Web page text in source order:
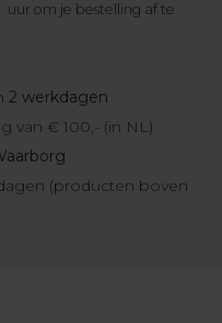
uur om je bestelling af te
2 werkdagen
van € 100,- (in NL)
(producten boven